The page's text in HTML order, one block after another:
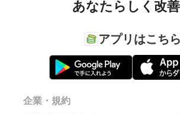
あなたらしく改善
アプリはこちら
企業・規約